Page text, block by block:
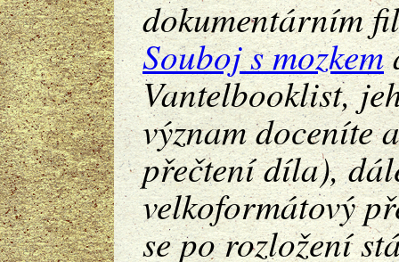
dokumentárním
Souboj s mozkem
Vantelbooklist,
význam doceníte
přečtení díla),
velkoformátový
se po rozložení